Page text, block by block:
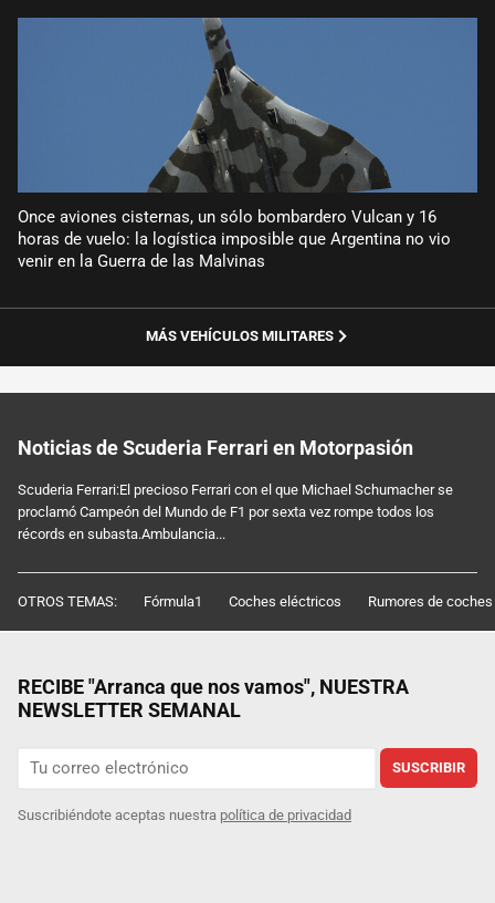
Once aviones cisternas, un sólo bombardero Vulcan y 16
horas de vuelo: la logística imposible que Argentina no vio
venir en la Guerra de las Malvinas
MÁS VEHÍCULOS MILITARES
Noticias de Scuderia Ferrari en Motorpasión
Scuderia Ferrari:El precioso Ferrari con el que Michael Schumacher se
proclamó Campeón del Mundo de F1 por sexta vez rompe todos los
récords en subasta.Ambulancia...
OTROS TEMAS: Fórmula1 Coches eléctricos Rumores de coches
RECIBE "Arranca que nos vamos", NUESTRA
NEWSLETTER SEMANAL
SUSCRIBIR
Suscribiéndote aceptas nuestra política de privacidad